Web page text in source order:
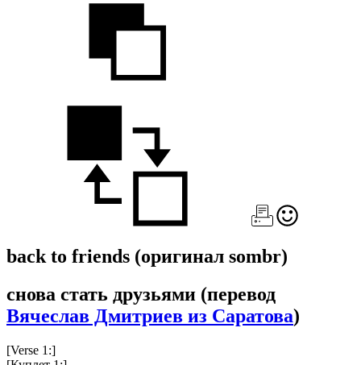
back to friends (оригинал sombr)
снова стать друзьями (перевод
Вячеслав Дмитриев из Саратова)
[Verse 1:]